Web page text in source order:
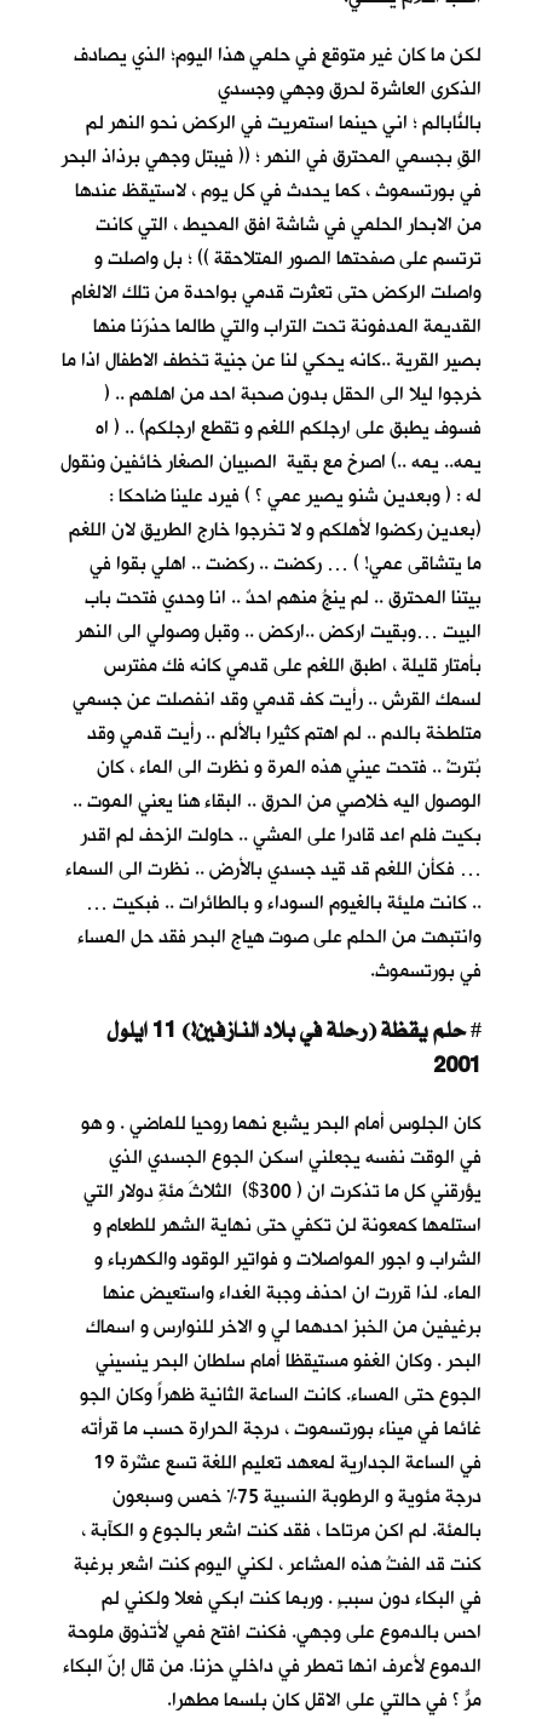
لكن ما كان غير متوقعٍ في حلمي هذا اليوم؛ الذي يصادف
الذكرى العاشرة لحرق وجهي وجسدي
بالنّابالم ؛ اني حينما استمريتُ في الركض نحو النهر لم
القِ بجسمي المحترق في النهر ؛ (( فيبتل وجهي برذاذ البحر
في بورتسموث ، كما يحدث في كل يوم ، لاستيقظ عندها
من الابحار الحلمي في شاشة افق المحيط ، التي كانت
ترتسم على صفحتها الصور المتلاحقة )) ؛ بل واصلت و
واصلت الركض حتى تعثرت قدمي بواحدة من تلك الالغام
القديمة المدفونة تحت التراب والتي طالما حذرَنا منها
بصير القرية ..كانه يحكي لنا عن جنية تخطف الاطفال اذا ما
خرجوا ليلا الى الحقل بدون صحبة احد من اهلهم .. (
فسوف يطبق على ارجلكم اللغم و تقطع ارجلكم) .. ( اه
يمه.. يمه ..) اصرخ مع بقية الصبيان الصغار خائفين ونقول
له : ( وبعدين شنو يصير عمي ؟ ) فيرد علينا ضاحكا :
(بعدين ركضوا لأهلكم و لا تخرجوا خارج الطريق لان اللغم
ما يتشاقى عمي! ) … ركضت .. ركضت .. اهلي بقوا في
بيتنا المحترق .. لم ينجُ منهم احدٌ .. انا وحدي فتحت باب
البيت …وبقيت اركض ..اركض .. وقبل وصولي الى النهر
بأمتار قليلة ، اطبق اللغم على قدمي كانه فك مفترس
لسمك القرش .. رأيت كف قدمي وقد انفصلت عن جسمي
متلطخة بالدم .. لم اهتم كثيرا بالألم .. رأيت قدمي وقد
بُترتْ .. فتحت عيني هذه المرة و نظرت الى الماء ، كان
الوصول اليه خلاصي من الحرق .. البقاء هنا يعني الموت ..
بكيت فلم اعد قادرا على المشي .. حاولت الزحف لم اقدر
… فكأن اللغم قد قيد جسدي بالأرض .. نظرت الى السماء
.. كانت مليئة بالغيوم السوداء و بالطائرات .. فبكيت …
وانتبهت من الحلم على صوت هياج البحر فقد حل المساء
في بورتسموث.
# حلم يقظة (رحلة في بلاد النازفين!) 11 ايلول
2001
كان الجلوس أمام البحر يشبع نهما روحيا للماضي . و هو
في الوقت نفسه يجعلني اسكن الجوع الجسدي الذي
يؤرقني كل ما تذكرت ان ( 300$) الثلاثَ مئةِ دولارٍ التي
استلمها كمعونة لن تكفي حتى نهاية الشهر للطعام و
الشراب و اجور المواصلات و فواتير الوقود والكهرباء و
الماء. لذا قررت ان احذف وجبة الغداء واستعيض عنها
برغيفين من الخبز احدهما لي و الاخر للنوارس و اسماك
البحر . وكان الغفو مستيقظا أمام سلطان البحر ينسيني
الجوع حتى المساء. كانت الساعة الثانية ظهراً وكان الجو
غائما في ميناء بورتسموت ، درجة الحرارة حسب ما قرأته
في الساعة الجدارية لمعهد تعليم اللغة تسع عشْرة 19
درجة مئوية و الرطوبة النسبية 75% خمس وسبعون
بالمئة. لم اكن مرتاحا ، فقد كنت اشعر بالجوع و الكآبة ،
كنت قد الفتُ هذه المشاعر ، لكني اليوم كنت اشعر برغبة
في البكاء دون سببٍ . وربما كنت ابكي فعلا ولكني لم
احس بالدموع على وجهي. فكنت افتح فمي لأتذوق ملوحة
الدموع لأعرف انها تمطر في داخلي حزنا. من قال إنّ البكاء
مرٌّ ؟ في حالتي على الاقل كان بلسما مطهرا.